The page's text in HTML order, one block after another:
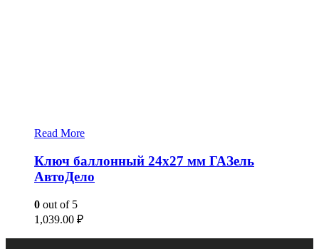
Read More
Ключ баллонный 24х27 мм ГАЗель
АвтоДело
0 out of 5
1,039.00 ₽